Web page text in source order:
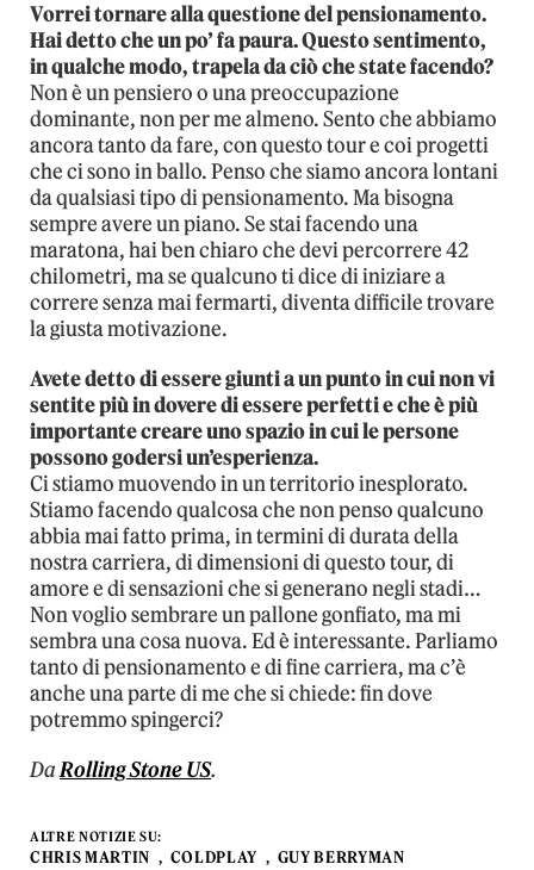
Vorrei tornare alla questione del pensionamento.
Hai detto che un po’ fa paura. Questo sentimento,
in qualche modo, trapela da ciò che state facendo?
Non è un pensiero o una preoccupazione
dominante, non per me almeno. Sento che abbiamo
ancora tanto da fare, con questo tour e coi progetti
che ci sono in ballo. Penso che siamo ancora lontani
da qualsiasi tipo di pensionamento. Ma bisogna
sempre avere un piano. Se stai facendo una
maratona, hai ben chiaro che devi percorrere 42
chilometri, ma se qualcuno ti dice di iniziare a
correre senza mai fermarti, diventa difficile trovare
la giusta motivazione.
Avete detto di essere giunti a un punto in cui non vi
sentite più in dovere di essere perfetti e che è più
importante creare uno spazio in cui le persone
possono godersi un’esperienza.
Ci stiamo muovendo in un territorio inesplorato.
Stiamo facendo qualcosa che non penso qualcuno
abbia mai fatto prima, in termini di durata della
nostra carriera, di dimensioni di questo tour, di
amore e di sensazioni che si generano negli stadi…
Non voglio sembrare un pallone gonfiato, ma mi
sembra una cosa nuova. Ed è interessante. Parliamo
tanto di pensionamento e di fine carriera, ma c’è
anche una parte di me che si chiede: fin dove
potremmo spingerci?
DaRolling Stone US.
ALTRE NOTIZIE SU:
CHRIS MARTIN COLDPLAY GUY BERRYMAN